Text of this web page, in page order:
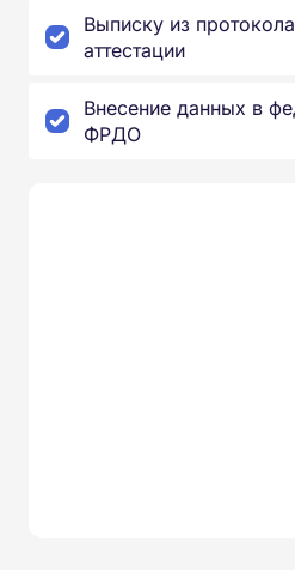
Выписку из
аттестации
Внесение данных в
ФРДО